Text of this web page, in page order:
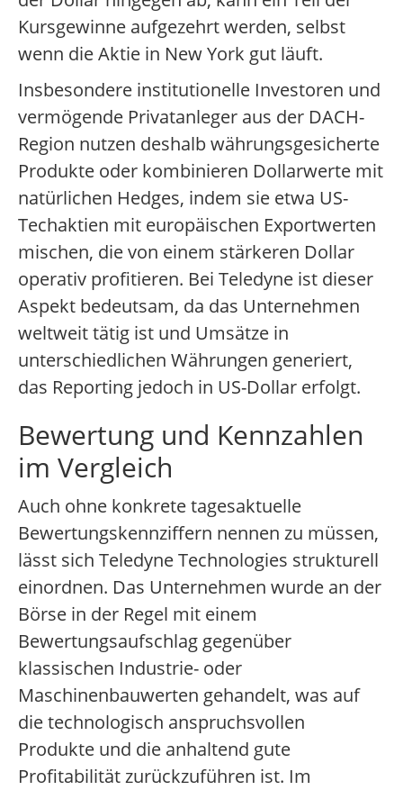
Kursgewinne aufgezehrt werden, selbst
wenn die Aktie in New York gut läuft.
Insbesondere institutionelle Investoren und
vermögende Privatanleger aus der DACH-
Region nutzen deshalb währungsgesicherte
Produkte oder kombinieren Dollarwerte mit
natürlichen Hedges, indem sie etwa US-
Techaktien mit europäischen Exportwerten
mischen, die von einem stärkeren Dollar
operativ profitieren. Bei Teledyne ist dieser
Aspekt bedeutsam, da das Unternehmen
weltweit tätig ist und Umsätze in
unterschiedlichen Währungen generiert,
das Reporting jedoch in US-Dollar erfolgt.
Bewertung und Kennzahlen
im Vergleich
Auch ohne konkrete tagesaktuelle
Bewertungskennziffern nennen zu müssen,
lässt sich Teledyne Technologies strukturell
einordnen. Das Unternehmen wurde an der
Börse in der Regel mit einem
Bewertungsaufschlag gegenüber
klassischen Industrie- oder
Maschinenbauwerten gehandelt, was auf
die technologisch anspruchsvollen
Produkte und die anhaltend gute
Profitabilität zurückzuführen ist. Im